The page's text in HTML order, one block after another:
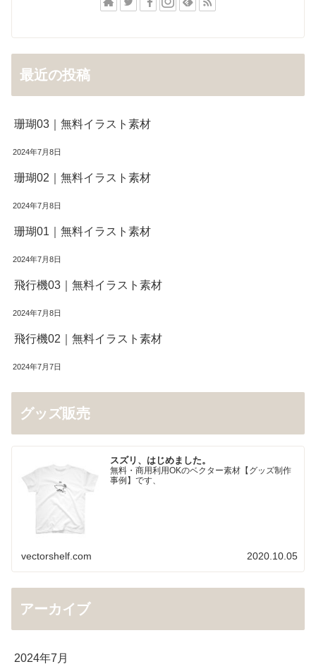
最近の投稿
珊瑚03｜無料イラスト素材
2024年7月8日
珊瑚02｜無料イラスト素材
2024年7月8日
珊瑚01｜無料イラスト素材
2024年7月8日
飛行機03｜無料イラスト素材
2024年7月8日
飛行機02｜無料イラスト素材
2024年7月7日
グッズ販売
スズリ、はじめました。
無料・商用利用OKのベクター素材【グッズ制作
事例】です、
vectorshelf.com 2020.10.05
アーカイブ
2024年7月